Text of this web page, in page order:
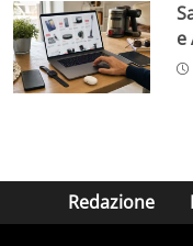
e
Redazione